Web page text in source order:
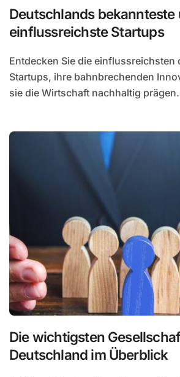
Deutschlands bekannteste
einflussreichste Startups
Entdecken Sie die einflussreichsten deutschen
Startups, ihre bahnbrechenden
sie die Wirtschaft nachhaltig prägen.
Die wichtigsten
Deutschland im Überblick